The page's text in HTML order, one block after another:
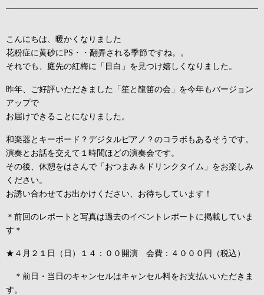
こんにちは、暖かくなりました
花粉症に黄砂にPS・・翻弄される季節ですね。。
それでも、庭先の紅梅に「目白」を見つけ嬉しくなりました。
昨年、ご好評いただきました「笙と龍笛の会」を今年もバージョン
アップで
お届けできることになりました。
和楽器とキーボード？デジタルピアノ？のコラボもあるそうです。
演奏とお話を交えて１時間ほどの演奏会です。
その後、休憩をはさんで「おつまみ＆ドリンクタイム」をお楽しみ
ください。
お誘い合わせてお出かけください、お待ちしています！
＊前回のレポートと写真は過去のイベントレポートに掲載していま
す＊
★４月２１日（日）１４：００開演 会費：４０００円（税込）
＊前日・当日のキャンセルはキャンセル料をお支払いいただきま
す。